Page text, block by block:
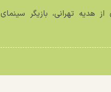
از هدیه تهرانی، بازیگر سینمای